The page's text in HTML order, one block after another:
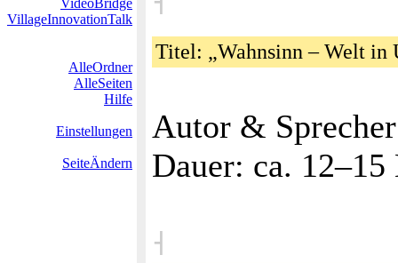
VideoBridge
VillageInnovationTalk
AlleOrdner
AlleSeiten
Hilfe
Einstellungen
SeiteÄndern
Titel: „Wahnsinn – Welt in
Autor &
Dauer: ca.
˧